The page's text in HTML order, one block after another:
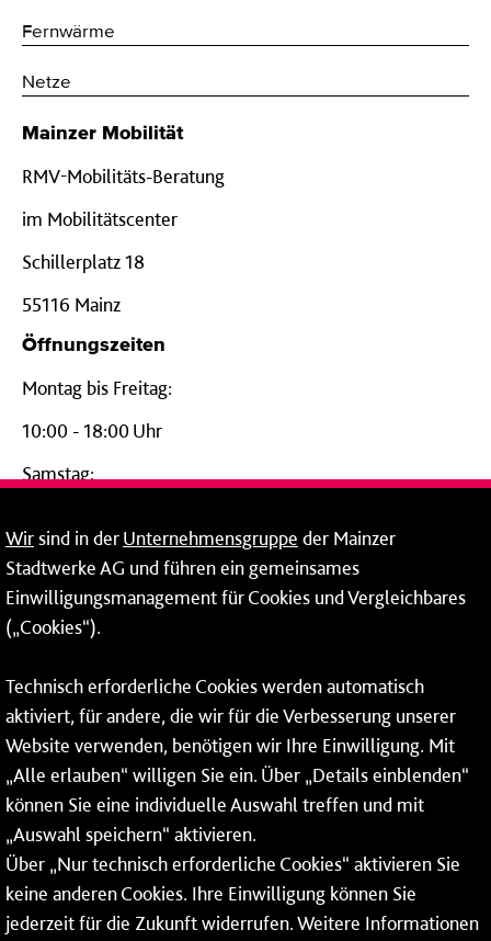
Fernwärme
Netze
Mainzer Mobilität
RMV-Mobilitäts-Beratung
im Mobilitätscenter
Schillerplatz 18
55116 Mainz
Öffnungszeiten
Montag bis Freitag:
10:00 - 18:00 Uhr
Samstag:
24-Stunden-Telefon*
06131 – 12 77 77
Fax: 06131 – 12 66 66
* Montags bis freitags bis 7 und ab 18 Uhr sowie an
Wochenenden und Feiertagen ganztags werden Ihre
Anrufe je nach Themenauswahl an ein Callcenter des
RMV oder von nextbike weitergeleitet. Dort erhalten Sie
ausschließlich Auskünfte zum Fahrplan bzw. zu
meinRad.
Wirsind in derUnternehmensgruppe der Mainzer
Stadtwerke AG und führen ein gemeinsames
Einwilligungsmanagement für Cookies und Vergleichbares
(„Cookies“).
Technisch erforderliche Cookies werden automatisch
aktiviert, für andere, die wir für die Verbesserung unserer
Website verwenden, benötigen wir Ihre Einwilligung. Mit
„Alle erlauben“ willigen Sie ein. Über „Details einblenden“
können Sie eine individuelle Auswahl treffen und mit
„Auswahl speichern“ aktivieren.
Über „Nur technisch erforderliche Cookies“ aktivieren Sie
keine anderen Cookies. Ihre Einwilligung können Sie
jederzeit für die Zukunft widerrufen. Weitere Informationen